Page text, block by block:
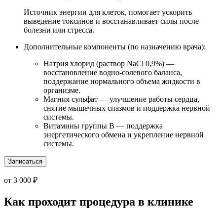
Источник энергии для клеток, помогает ускорить
выведение токсинов и восстанавливает силы после
болезни или стресса.
Дополнительные компоненты (по назначению врача):
Натрия хлорид (раствор NaCl 0,9%) —
восстановление водно-солевого баланса,
поддержание нормального объема жидкости в
организме.
Магния сульфат — улучшение работы сердца,
снятие мышечных спазмов и поддержка нервной
системы.
Витамины группы B — поддержка
энергетического обмена и укрепление нервной
системы.
Записаться
от 3 000 ₽
Как проходит процедура в клинике